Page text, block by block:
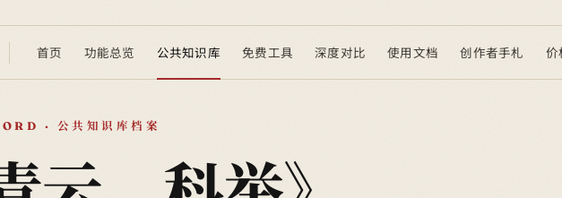
首页 功能总览 公共知识库 免费工具 深度对比 使用文档 创作者手札 价
· 公共知识库档案